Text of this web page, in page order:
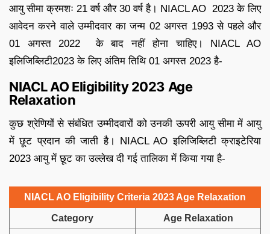
आयु सीमा क्रमशः 21 वर्ष और 30 वर्ष है। NIACL AO 2023 के लिए
आवेदन करने वाले उम्मीदवार का जन्म 02 अगस्त 1993 से पहले और
01 अगस्त 2022 के बाद नहीं होना चाहिए। NIACL AO
इलिजिब्लिटी2023 के लिए अंतिम तिथि 01 अगस्त 2023 है-
NIACL AO Eligibility 2023 Age
Relaxation
कुछ श्रेणियों से संबंधित उम्मीदवारों को उनकी ऊपरी आयु सीमा में आयु
में छूट प्रदान की जाती है। NIACL AO इलिजिब्लिटी क्राइटेरिया
2023 आयु में छूट का उल्लेख दी गई तालिका में किया गया है-
NIACL AO Eligibility Criteria 2023 Age Relaxation
Category Age Relaxation